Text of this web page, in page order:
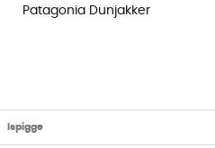
Patagonia Dunjakker
Ispigge